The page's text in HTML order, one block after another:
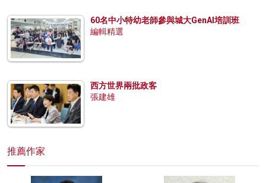
60名中小特幼老師參與城大GenAI培訓班
編輯精選
西方世界兩批政客
張建雄
推薦作家